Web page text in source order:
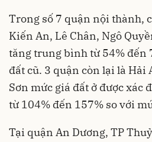
Trong số 7 quận nội thành,
Kiến An, Lê Chân, Ngô
tăng trung bình từ 54% đến
đất cũ. 3 quận còn lại là Hải
Sơn mức giá đất ở được
từ 104% đến 157% so với
Tại quận An Dương, TP